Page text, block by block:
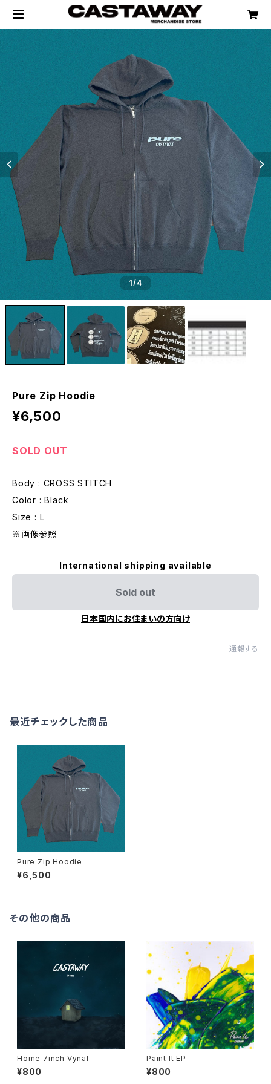
1/4
Pure Zip Hoodie
¥6,500
SOLD OUT
Body : CROSS STITCH
Color : Black
Size : L
※画像参照
International shipping available
Sold out
日本国内にお住まいの方向け
通報する
最近チェックした商品
Pure Zip Hoodie
¥6,500
その他の商品
Home 7inch Vynal
¥800
Paint It EP
¥800